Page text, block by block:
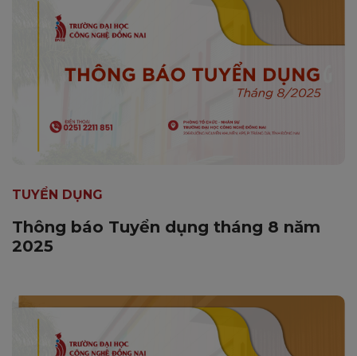
TUYỂN DỤNG
Thông báo Tuyển dụng tháng 8 năm
2025